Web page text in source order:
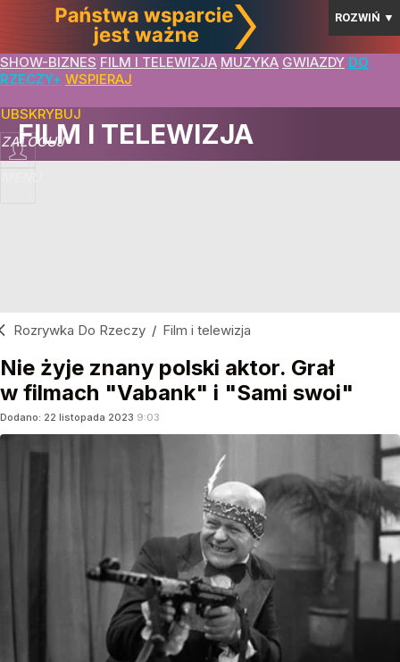
ROZWIŃ ▼
SHOW-BIZNES FILM I TELEWIZJA MUZYKA GWIAZDY DO
RZECZY+ WSPIERAJ
ZALOGUJ
FILM I TELEWIZJA
Rozrywka Do Rzeczy / Film i telewizja
Nie żyje znany polski aktor. Grał
w filmach "Vabank" i "Sami swoi"
Dodano: 22 listopada 2023 9:03